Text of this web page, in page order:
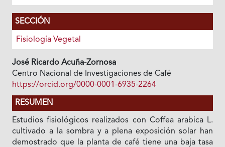
SECCIÓN
Fisiología Vegetal
José Ricardo Acuña-Zornosa
Centro Nacional de Investigaciones de Café
https://orcid.org/0000-0001-6935-2264
RESUMEN
Estudios fisiológicos realizados con Coffea arabica L.
cultivado a la sombra y a plena exposición solar han
demostrado que la planta de café tiene una baja tasa